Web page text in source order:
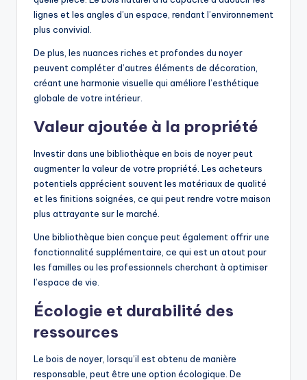
lignes et les angles d’un espace, rendant l’environnement
plus convivial.
De plus, les nuances riches et profondes du noyer
peuvent compléter d’autres éléments de décoration,
créant une harmonie visuelle qui améliore l’esthétique
globale de votre intérieur.
Valeur ajoutée à la propriété
Investir dans une bibliothèque en bois de noyer peut
augmenter la valeur de votre propriété. Les acheteurs
potentiels apprécient souvent les matériaux de qualité
et les finitions soignées, ce qui peut rendre votre maison
plus attrayante sur le marché.
Une bibliothèque bien conçue peut également offrir une
fonctionnalité supplémentaire, ce qui est un atout pour
les familles ou les professionnels cherchant à optimiser
l’espace de vie.
Écologie et durabilité des
ressources
Le bois de noyer, lorsqu’il est obtenu de manière
responsable, peut être une option écologique. De